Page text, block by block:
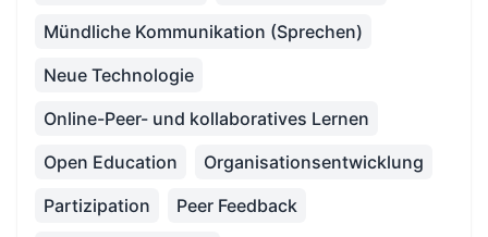
Mündliche Kommunikation (Sprechen)
Neue Technologie
Online-Peer- und kollaboratives Lernen
Open Education
Organisationsentwicklung
Partizipation
Peer Feedback